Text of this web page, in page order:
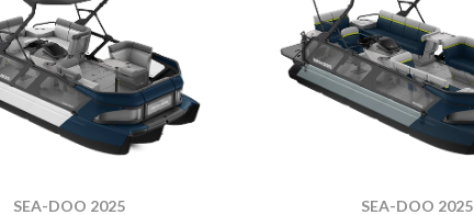
SEA-DOO 2025 SEA-DOO 2025